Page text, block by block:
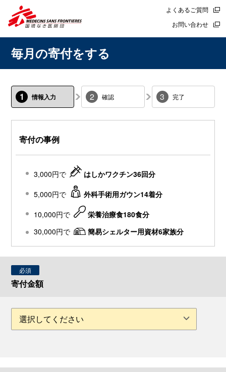
よくあるご質問
お問い合わせ
毎月の寄付をする
1 情報入力 2 確認 3 完了
寄付の事例
3,000円で
はしかワクチン36回分
5,000円で
外科手術用ガウン14着分
10,000円で
栄養治療食180食分
30,000円で
簡易シェルター用資材6家族分
必須
寄付金額